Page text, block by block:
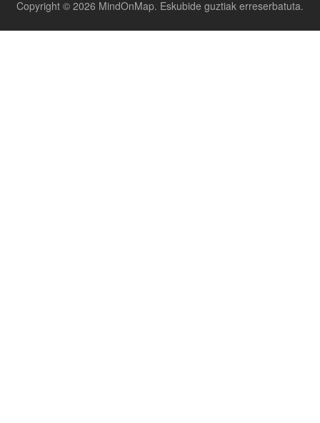
Copyright © 2026 MindOnMap. Eskubide guztiak erreserbatuta.